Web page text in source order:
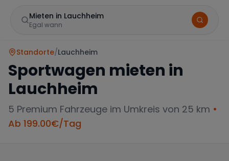
Mieten in Lauchheim
Egal wann
Standorte/Lauchheim
Sportwagen mieten in
Lauchheim
5 Premium Fahrzeuge im Umkreis von 25 km •
Ab 199.00€/Tag